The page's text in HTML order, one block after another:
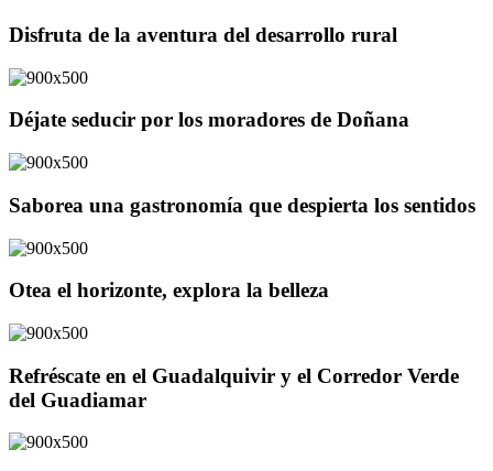
Disfruta de la aventura del desarrollo rural
Déjate seducir por los moradores de Doñana
Saborea una gastronomía que despierta los sentidos
Otea el horizonte, explora la belleza
Refréscate en el Guadalquivir y el Corredor Verde
del Guadiamar